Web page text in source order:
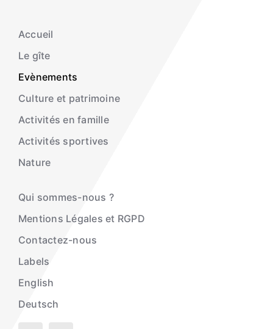
Accueil
Le gîte
Evènements
Culture et patrimoine
Activités en famille
Activités sportives
Nature
Qui sommes-nous ?
Mentions Légales et RGPD
Contactez-nous
Labels
English
Deutsch